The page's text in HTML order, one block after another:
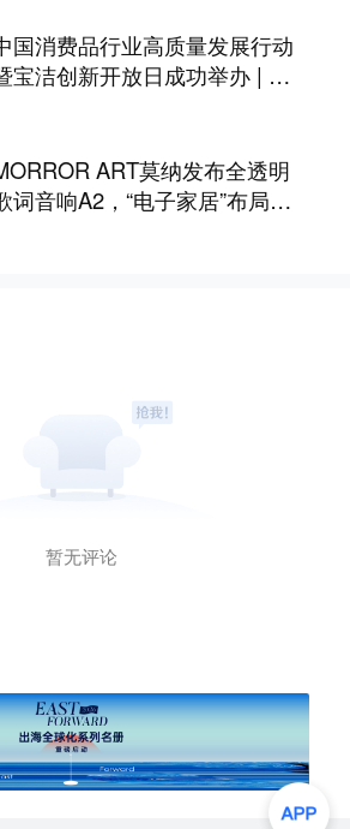
国消费品行业高质量发展行动
宝洁创新开放日成功举办 | 最
ART莫纳发布全透明
词音响A2，“电子家居”布局更
暂无评论